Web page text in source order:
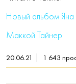
Новый альбом Яна
Маккой Тайнер
20.06.21 1 643